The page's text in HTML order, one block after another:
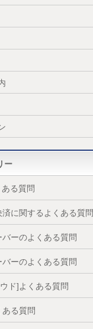
ー
る質問
に関するよくある質問
ーのよくある質問
ーのよくある質問
ド]よくある質問
る質問